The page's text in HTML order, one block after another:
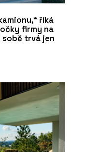
říká
firmy na
trvá jen